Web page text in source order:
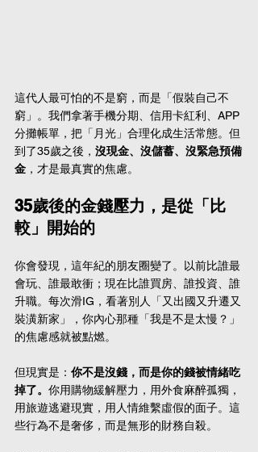
這代人最可怕的不是窮，而是「假裝自己不
窮」。我們拿著手機分期、信用卡紅利、APP
分攤帳單，把「月光」合理化成生活常態。但
到了35歲之後， 沒現金、沒儲蓄、沒緊急預備
金 ，才是最真實的焦慮。
35歲後的金錢壓力，是從「比
較」開始的
你會發現，這年紀的朋友圈變了。以前比誰最
會玩、誰最敢衝；現在比誰買房、誰投資、誰
升職。每次滑IG，看著別人「又出國又升遷又
裝潢新家」，你內心那種「我是不是太慢？」
的焦慮感就被點燃。
但現實是： 你不是沒錢，而是你的錢被情緒吃
掉了。 你用購物緩解壓力，用外食麻醉孤獨，
用旅遊逃避現實，用人情維繫虛假的面子。這
些行為不是奢侈，而是無形的財務自殺。